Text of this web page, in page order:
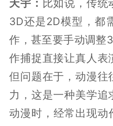
天宇： 比如说，传统
3D还是2D模型，都
作，甚至要手动调整
作捕捉直接让真人表
但问题在于，动漫往
力，这是一种美学追
动漫时，经常出现